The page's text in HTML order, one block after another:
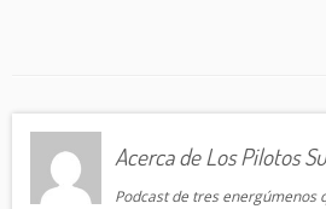
Acerca de Los Pilotos
Podcast de tres energúmenos